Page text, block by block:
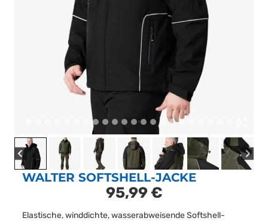
WALTER SOFTSHELL-JACKE
95,99€
Elastische, winddichte, wasserabweisende Softshell-